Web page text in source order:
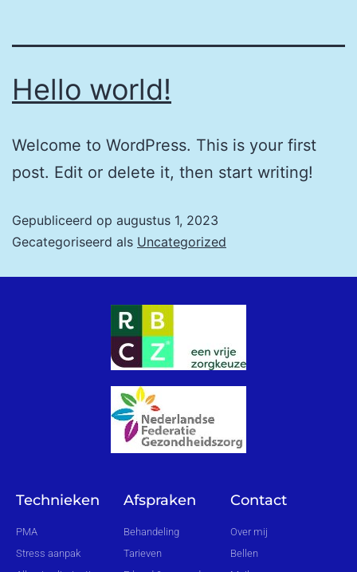
Hello world!
Welcome to WordPress. This is your first
post. Edit or delete it, then start writing!
Gepubliceerd op augustus 1, 2023
Gecategoriseerd als Uncategorized
Technieken
PMA
Stress aanpak
Afspraken
Behandeling
Tarieven
Contact
Over mij
Bellen